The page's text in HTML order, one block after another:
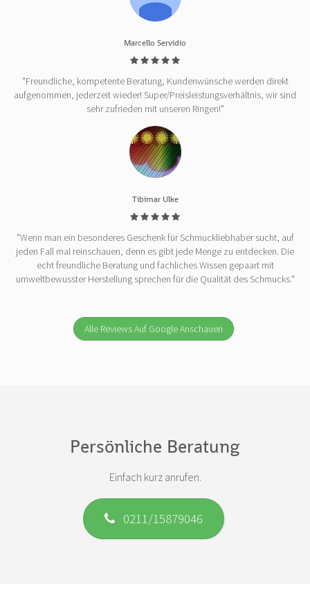
Marcello Servidio
"Freundliche, kompetente Beratung, Kundenwünsche werden direkt
aufgenommen, jederzeit wieder! Super/Preisleistungsverhältnis, wir sind
sehr zufrieden mit unseren Ringen!"
Tibimar Ulke
"Wenn man ein besonderes Geschenk für Schmuckliebhaber sucht, auf
jeden Fall mal reinschauen, denn es gibt jede Menge zu entdecken. Die
echt freundliche Beratung und fachliches Wissen gepaart mit
umweltbewusster Herstellung sprechen für die Qualität des Schmucks."
Alle Reviews Auf Google Anschauen
Persönliche Beratung
Einfach kurz anrufen.
0211/15879046